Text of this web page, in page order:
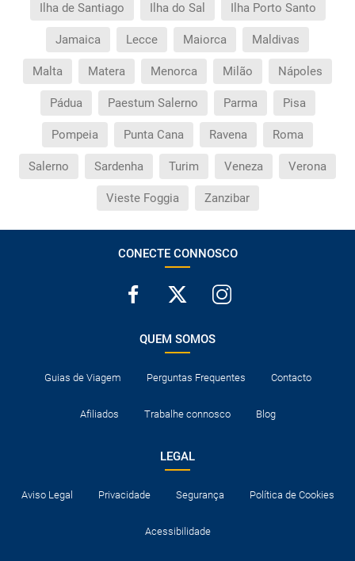
Ilha de Santiago Ilha do Sal Ilha Porto Santo
Jamaica Lecce Maiorca Maldivas
Malta Matera Menorca Milão Nápoles
Pádua Paestum Salerno Parma Pisa
Pompeia Punta Cana Ravena Roma
Salerno Sardenha Turim Veneza Verona
Vieste Foggia Zanzibar
CONECTE CONNOSCO
QUEM SOMOS
Guias de Viagem Perguntas Frequentes Contacto
Afiliados Trabalhe connosco Blog
LEGAL
Aviso Legal Privacidade Segurança Política de Cookies
Acessibilidade